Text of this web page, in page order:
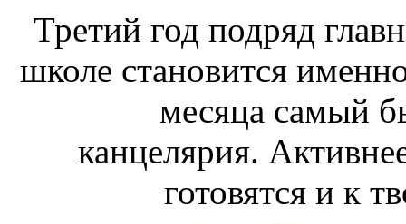
Третий год подряд
школе становится
месяца самый
канцелярия.
готовятся и к